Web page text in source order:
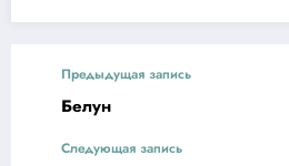
Предыдущая запись
Белун
Следующая запись